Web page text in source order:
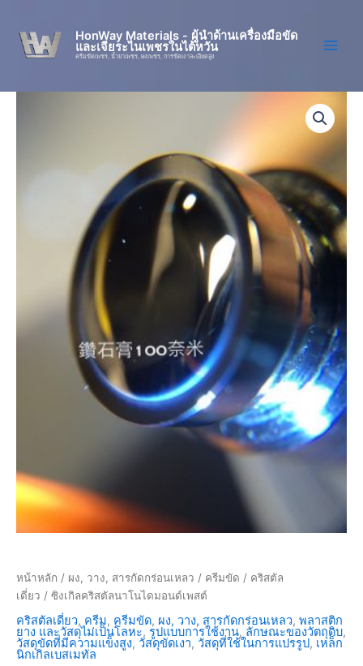
content
HonWay Materials - ผู้นำด้านเครื่องมือขัด
และเจียระไนเพชรในไต้หวัน
ครีมขัดเพชร, น้ำยาเพชร, ผงเพชร, การขัดเงาละเอียดสูง
หน้าหลัก / ผง, วาง, สารกัดกร่อนเหลว / ครีมขัด / คริสตัล
เดี่ยว / ซิงเกิลคริสตัลนาโนไดมอนด์เพสต์
คริสตัลเดี่ยว, ครีม, ครีมขัด, ผง, วาง, สารกัดกร่อนเหลว, พลาสติก
ยาง และวัสดุไม่เป็นโลหะ, รูปแบบการใช้งาน, ลักษณะของวัตถุดิบ,
วัสดุขัดที่มีความแข็งสูง, วัสดุขัดเงา, วัสดุที่ใช้ในการแปรรูป, เหล็ก
นิกเกิลเบสเมทัล
มอน